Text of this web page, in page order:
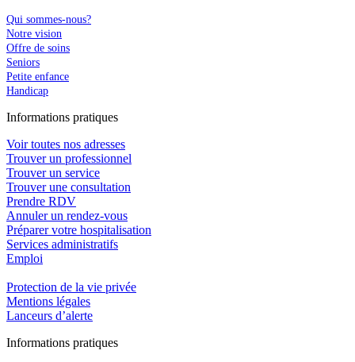
Qui sommes-nous?
Notre vision
Offre de soins
Seniors
Petite enfance
Handicap
Informations pratiques
Voir toutes nos adresses
Trouver un professionnel
Trouver un service
Trouver une consultation
Prendre RDV
Annuler un rendez-vous
Préparer votre hospitalisation
Services administratifs
Emploi​
Protection de la vie privée
Mentions légales
Lanceurs d’alerte
Informations pratiques